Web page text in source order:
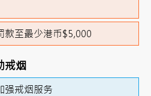
款至最少港币$5,000
戒烟
强戒烟服务